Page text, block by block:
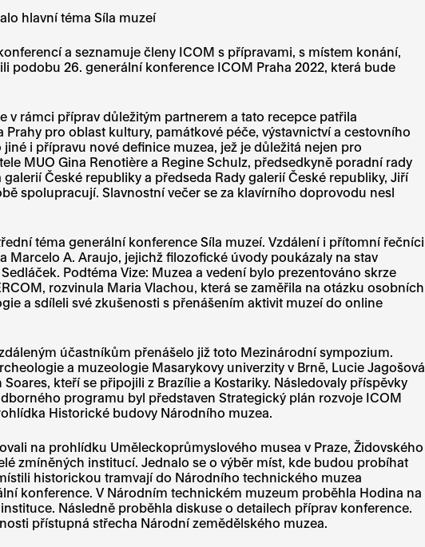
hlavní téma Síla muzeí
a seznamuje členy ICOM s přípravami, s místem konání,
podobu 26. generální konference ICOM Praha 2022, která bude
v rámci příprav důležitým partnerem a tato recepce patřila
pro oblast kultury, památkové péče, výstavnictví a cestovního
i přípravu nové definice muzea, jež je důležitá nejen pro
MUO Gina Renotière a Regine Schulz, předsedkyně poradní rady
České republiky a předseda Rady galerií České republiky, Jiří
spolupracují. Slavnostní večer se za klavírního doprovodu nesl
téma generální konference Síla muzeí. Vzdálení i přítomní řečníci
A. Araujo, jejichž filozofické úvody poukázaly na stav
Podtéma Vize: Muzea a vedení bylo prezentováno skrze
rozvinula Maria Vlachou, která se zaměřila na otázku osobních
a sdíleli své zkušenosti s přenášením aktivit muzeí do online
účastníkům přenášelo již toto Mezinárodní sympozium.
a muzeologie Masarykovy univerzity v Brně, Lucie Jagošová
kteří se připojili z Brazílie a Kostariky. Následovaly příspěvky
programu byl představen Strategický plán rozvoje ICOM
Historické budovy Národního muzea.
na prohlídku Uměleckoprůmyslového musea v Praze, Židovského
zmíněných institucí. Jednalo se o výběr míst, kde budou probíhat
historickou tramvají do Národního technického muzea
konference. V Národním technickém muzeum proběhla Hodina na
Následně proběhla diskuse o detailech příprav konference.
přístupná střecha Národní zemědělského muzea.